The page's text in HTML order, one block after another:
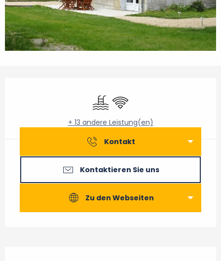
Schwimmbad
Wi-Fi
+ 13 andere Leistung(en)
Kontakt
Kontaktieren Sie uns
Zu den Webseiten